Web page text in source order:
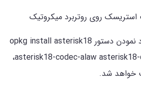
روی روتربرد میکروتیک
6.مرحله ششم: با وارد نمودن دستور opkg install asterisk18
asterisk18-codec-alaw asterisk18-chan-iax2 asterisk-gui،
خواهد شد.